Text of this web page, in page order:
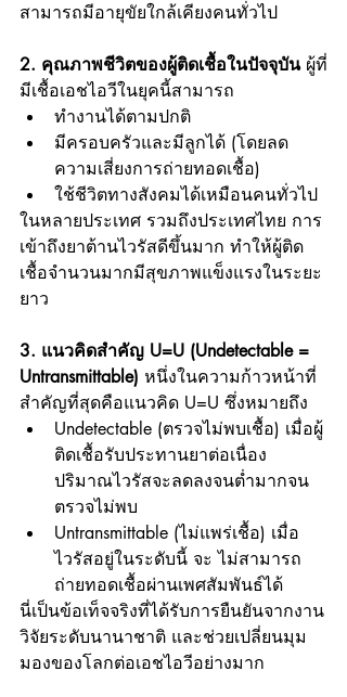
สามารถมีอายุขัยใกล้เคียงคนทั่วไป
2. คุณภาพชีวิตของผู้ติดเชื้อในปัจจุบัน ผู้ที่
มีเชื้อเอชไอวีในยุคนี้สามารถ
ทำงานได้ตามปกติ
มีครอบครัวและมีลูกได้ (โดยลด
ความเสี่ยงการถ่ายทอดเชื้อ)
ใช้ชีวิตทางสังคมได้เหมือนคนทั่วไป
ในหลายประเทศ รวมถึงประเทศไทย การ
เข้าถึงยาต้านไวรัสดีขึ้นมาก ทำให้ผู้ติด
เชื้อจำนวนมากมีสุขภาพแข็งแรงในระยะ
ยาว
3. แนวคิดสำคัญ U=U (Undetectable =
Untransmittable) หนึ่งในความก้าวหน้าที่
สำคัญที่สุดคือแนวคิด U=U ซึ่งหมายถึง
Undetectable (ตรวจไม่พบเชื้อ) เมื่อผู้
ติดเชื้อรับประทานยาต่อเนื่อง
ปริมาณไวรัสจะลดลงจนต่ำมากจน
ตรวจไม่พบ
Untransmittable (ไม่แพร่เชื้อ) เมื่อ
ไวรัสอยู่ในระดับนี้ จะ ไม่สามารถ
ถ่ายทอดเชื้อผ่านเพศสัมพันธ์ได้
นี่เป็นข้อเท็จจริงที่ได้รับการยืนยันจากงาน
วิจัยระดับนานาชาติ และช่วยเปลี่ยนมุม
มองของโลกต่อเอชไอวีอย่างมาก